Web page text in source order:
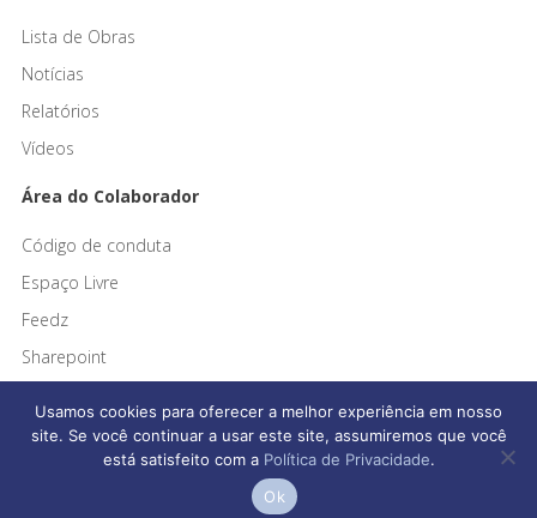
Lista de Obras
Notícias
Relatórios
Vídeos
Área do Colaborador
Código de conduta
Espaço Livre
Feedz
Sharepoint
Afonso França Engenharia © 2026 Todos os direitos reservados
Usamos cookies para oferecer a melhor experiência em nosso
site. Se você continuar a usar este site, assumiremos que você
está satisfeito com a Política de Privacidade.
Ok